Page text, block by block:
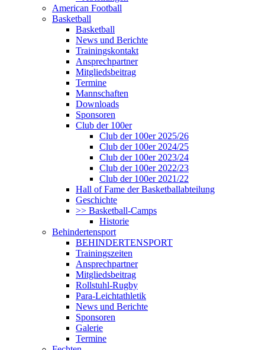
American Football
Basketball
Basketball
News und Berichte
Trainingskontakt
Ansprechpartner
Mitgliedsbeitrag
Termine
Mannschaften
Downloads
Sponsoren
Club der 100er
Club der 100er 2025/26
Club der 100er 2024/25
Club der 100er 2023/24
Club der 100er 2022/23
Club der 100er 2021/22
Hall of Fame der Basketballabteilung
Geschichte
>> Basketball-Camps
Historie
Behindertensport
BEHINDERTENSPORT
Trainingszeiten
Ansprechpartner
Mitgliedsbeitrag
Rollstuhl-Rugby
Para-Leichtathletik
News und Berichte
Sponsoren
Galerie
Termine